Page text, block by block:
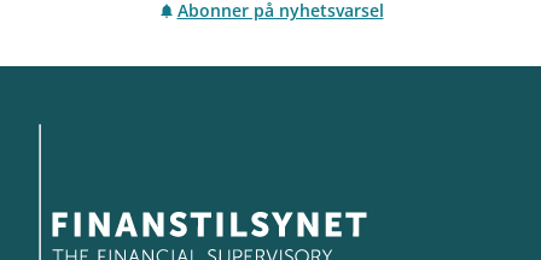
Abonner på nyhetsvarsel